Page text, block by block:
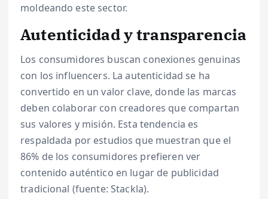
moldeando este sector.
Autenticidad y transparencia
Los consumidores buscan conexiones genuinas
con los influencers. La autenticidad se ha
convertido en un valor clave, donde las marcas
deben colaborar con creadores que compartan
sus valores y misión. Esta tendencia es
respaldada por estudios que muestran que el
86% de los consumidores prefieren ver
contenido auténtico en lugar de publicidad
tradicional (fuente: Stackla).